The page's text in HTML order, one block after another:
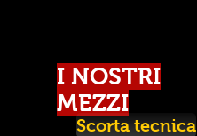
I NOSTRI
MEZZI
Scorta tecnica